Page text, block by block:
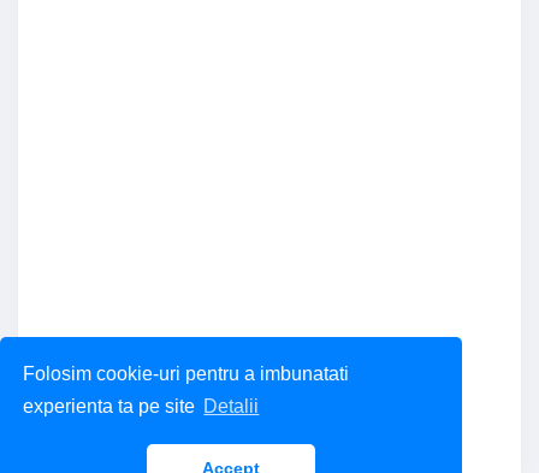
Folosim cookie-uri pentru a imbunatati
experienta ta pe site Detalii
Accept